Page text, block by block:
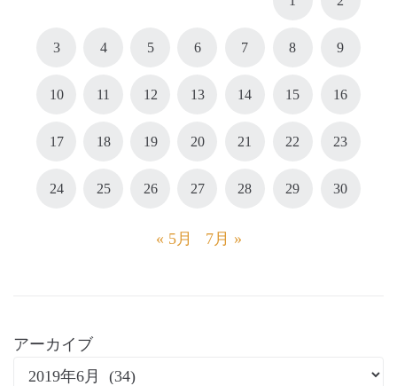
3 4 5 6 7 8 9
10 11 12 13 14 15 16
17 18 19 20 21 22 23
24 25 26 27 28 29 30
« 5月 7月 »
アーカイブ